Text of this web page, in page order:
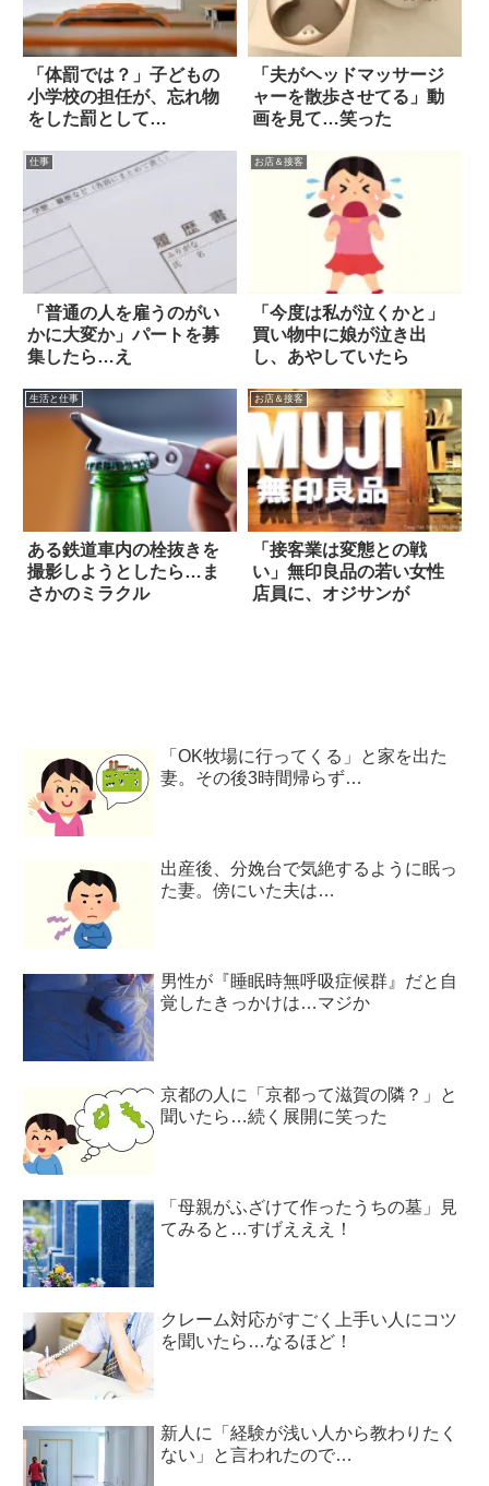
「体罰では？」子どもの
小学校の担任が、忘れ物
をした罰として…
「夫がヘッドマッサージ
ャーを散歩させてる」動
画を見て…笑った
仕事
「普通の人を雇うのがい
かに大変か」パートを募
集したら…え
お店＆接客
「今度は私が泣くかと」
買い物中に娘が泣き出
し、あやしていたら
生活と仕事
ある鉄道車内の栓抜きを
撮影しようとしたら…ま
さかのミラクル
お店＆接客
「接客業は変態との戦
い」無印良品の若い女性
店員に、オジサンが
「OK牧場に行ってくる」と家を出た
妻。その後3時間帰らず…
出産後、分娩台で気絶するように眠っ
た妻。傍にいた夫は…
男性が『睡眠時無呼吸症候群』だと自
覚したきっかけは…マジか
京都の人に「京都って滋賀の隣？」と
聞いたら…続く展開に笑った
「母親がふざけて作ったうちの墓」見
てみると…すげえええ！
クレーム対応がすごく上手い人にコツ
を聞いたら…なるほど！
新人に「経験が浅い人から教わりたく
ない」と言われたので…